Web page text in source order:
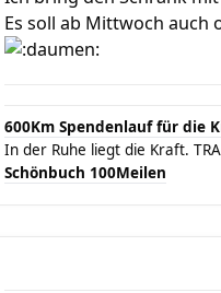
Es soll ab Mittwoch auch
600Km Spendenlauf für die
In der Ruhe liegt die Kraft.
Schönbuch 100Meilen